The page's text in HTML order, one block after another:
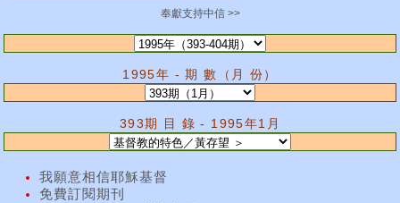
奉獻支持中信 >>
1995年 - 期 數（月 份）
393期 目 錄 - 1995年1月
我願意相信耶穌基督
免費訂閱期刊